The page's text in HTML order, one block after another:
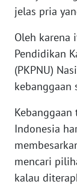
jelas pria
Oleh karena
Pendidikan
(PKPNU)
kebanggaan
Indonesia
mencari
kalau
SULTRA
WN
NTB
WN
SULTENG
WN
SULBAR